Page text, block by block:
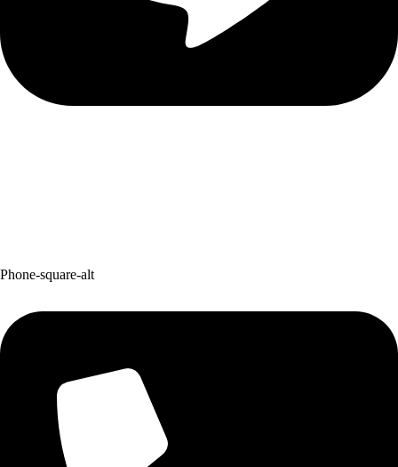
Phone-square-alt